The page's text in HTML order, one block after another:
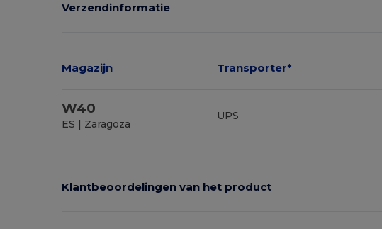
Verzendinformatie
Magazijn Transporter*
W40
ES | Zaragoza
UPS
Klantbeoordelingen van het product